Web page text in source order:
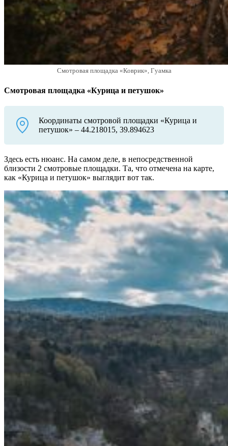
Смотровая площадка «Коврик», Гуамка
Смотровая площадка «Курица и петушок»
Координаты смотровой площадки «Курица и
петушок» – 44.218015, 39.894623
Здесь есть нюанс. На самом деле, в непосредственной
близости 2 смотровые площадки. Та, что отмечена на карте,
как «Курица и петушок» выглядит вот так.